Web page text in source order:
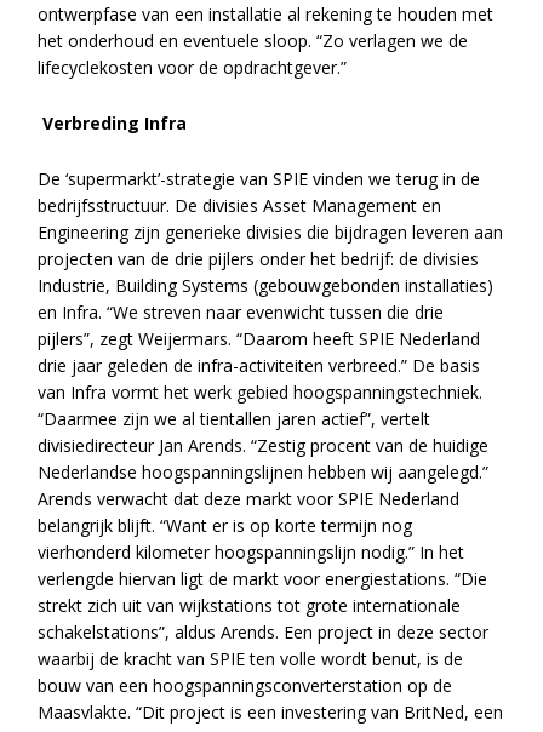
ontwerpfase van een installatie al rekening te houden met
het onderhoud en eventuele sloop. “Zo verlagen we de
lifecyclekosten voor de opdrachtgever.”
Verbreding Infra
De ‘supermarkt’-strategie van SPIE vinden we terug in de
bedrijfsstructuur. De divisies Asset Management en
Engineering zijn generieke divisies die bijdragen leveren aan
projecten van de drie pijlers onder het bedrijf: de divisies
Industrie, Building Systems (gebouwgebonden installaties)
en Infra. “We streven naar evenwicht tussen die drie
pijlers”, zegt Weijermars. “Daarom heeft SPIE Nederland
drie jaar geleden de infra-activiteiten verbreed.” De basis
van Infra vormt het werk gebied hoogspanningstechniek.
“Daarmee zijn we al tientallen jaren actief”, vertelt
divisiedirecteur Jan Arends. “Zestig procent van de huidige
Nederlandse hoogspanningslijnen hebben wij aangelegd.”
Arends verwacht dat deze markt voor SPIE Nederland
belangrijk blijft. “Want er is op korte termijn nog
vierhonderd kilometer hoogspanningslijn nodig.” In het
verlengde hiervan ligt de markt voor energiestations. “Die
strekt zich uit van wijkstations tot grote internationale
schakelstations”, aldus Arends. Een project in deze sector
waarbij de kracht van SPIE ten volle wordt benut, is de
bouw van een hoogspanningsconverterstation op de
Maasvlakte. “Dit project is een investering van BritNed, een